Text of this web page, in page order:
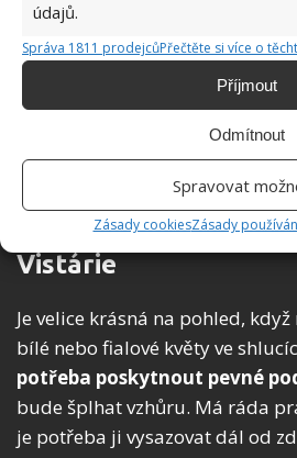
údajů.
Správa 1811 prodejcůPřečtěte si více o
Příjmout
Odmítnout
Spravovat
Zásady cookiesZásady
Nalézt ho můžete i pod názvem
nebo smradinky. Používá se
mnoho pozitivních
bohatou na živiny a pravidelné
slunná místa.
Vistárie
Je velice krásná na pohled,
bílé nebo fialové květy ve
potřeba poskytnout pevné
bude šplhat vzhůru. Má ráda
je potřeba ji vysazovat dál od